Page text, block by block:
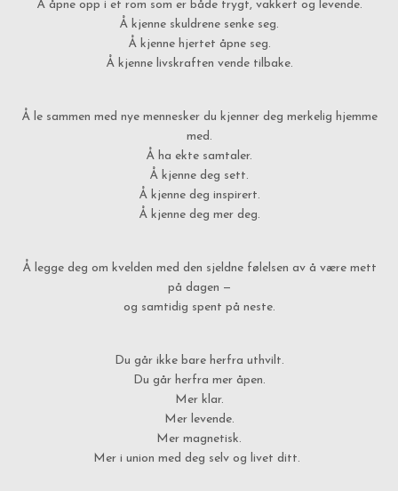
Å åpne opp i et rom som er både trygt, vakkert og levende.
Å kjenne skuldrene senke seg.
Å kjenne hjertet åpne seg.
Å kjenne livskraften vende tilbake.
Å le sammen med nye mennesker du kjenner deg merkelig hjemme
med.
Å ha ekte samtaler.
Å kjenne deg sett.
Å kjenne deg inspirert.
Å kjenne deg mer deg.
Å legge deg om kvelden med den sjeldne følelsen av å være mett
på dagen —
og samtidig spent på neste.
Du går ikke bare herfra uthvilt.
Du går herfra mer åpen.
Mer klar.
Mer levende.
Mer magnetisk.
Mer i union med deg selv og livet ditt.